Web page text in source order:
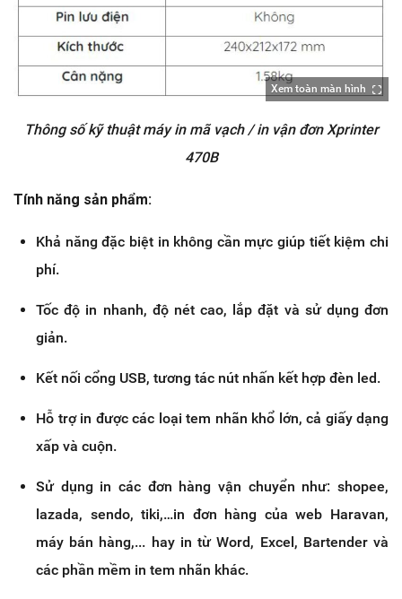
Xem toàn màn hình
Thông số kỹ thuật máy in mã vạch / in vận đơn Xprinter
470B
Tính năng sản phẩm:
Khả năng đặc biệt in không cần mực giúp tiết kiệm chi
phí.
Tốc độ in nhanh, độ nét cao, lắp đặt và sử dụng đơn
giản.
Kết nối cổng USB, tương tác nút nhấn kết hợp đèn led.
Hỗ trợ in được các loại tem nhãn khổ lớn, cả giấy dạng
xấp và cuộn.
Sử dụng in các đơn hàng vận chuyển như: shopee,
lazada, sendo, tiki,…in đơn hàng của web Haravan,
máy bán hàng,... hay in từ Word, Excel, Bartender và
các phần mềm in tem nhãn khác.